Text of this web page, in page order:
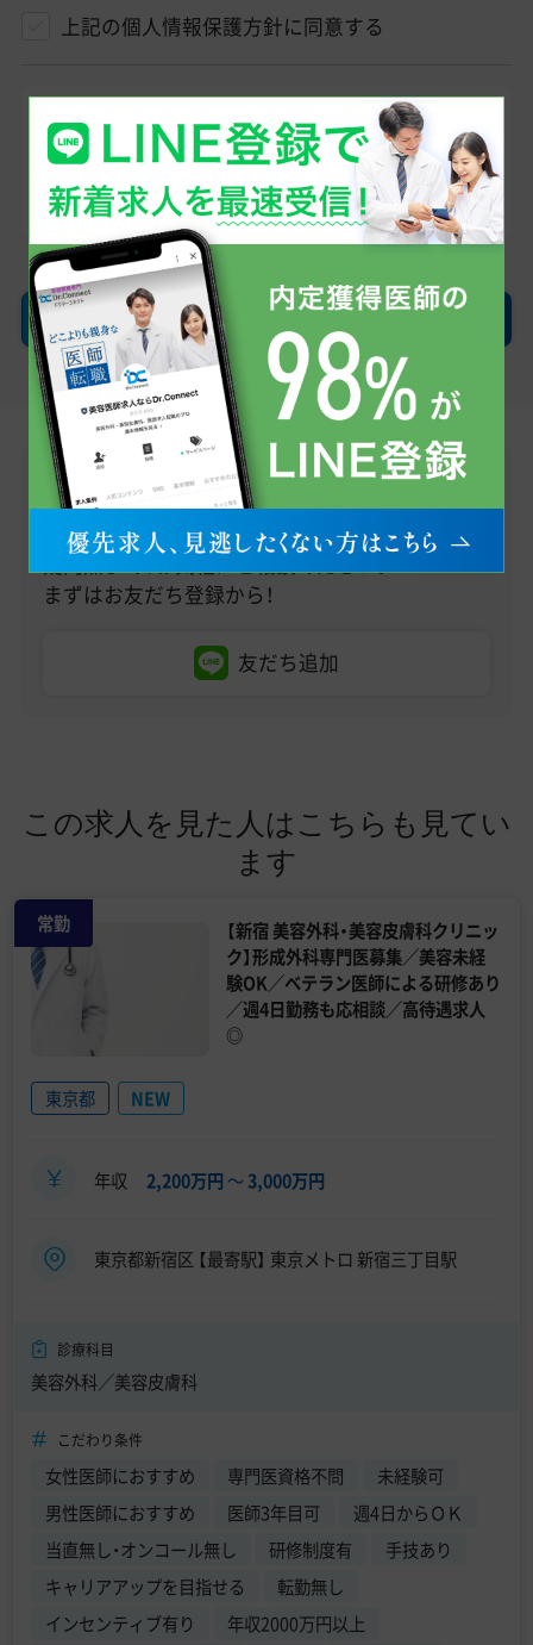
上記の個人情報保護方針に同意する
登録したメールアドレスへ、当社からのメール
（@dr-connect.jp）をお送りします。そのため「ドメ
イン指定受信/拒否設定」を利用されている方は受
け取れるようにお願いします。
確認画面へ
LINEで無料転職相談
医師求人情報のお問い合わせから、転職への不安・
疑問点まで、お気軽にご相談ください。
まずはお友だち登録から！
友だち追加
この求人を見た人はこちらも見てい
ます
常勤
【新宿 美容外科・美容皮膚科クリニッ
ク】形成外科専門医募集／美容未経
験OK／ベテラン医師による研修あり
／週4日勤務も応相談／高待遇求人
◎
東京都 NEW
年収 2,200万円 〜3,000万円
東京都新宿区 【最寄駅】 東京メトロ 新宿三丁目駅
診療科目
美容外科／美容皮膚科
こだわり条件
女性医師におすすめ 専門医資格不問
未経験可
男性医師におすすめ
医師3年目可
週4日からＯＫ
当直無し・オンコール無し
研修制度有
手技あり
キャリアアップを目指せる
転勤無し
インセンティブ有り
年収2000万円以上